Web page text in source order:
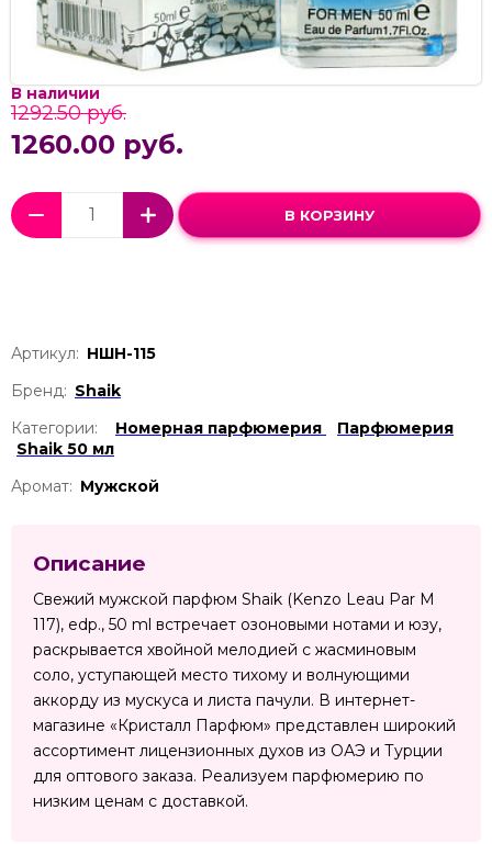
В наличии
1292.50 руб.
1260.00 руб.
В КОРЗИНУ
Артикул: НШН-115
Бренд: Shaik
Категории:
Номерная парфюмерия
Парфюмерия
Shaik 50 мл
Аромат: Мужской
Описание
Свежий мужской парфюм Shaik (Kenzo Leau Par M
117), edp., 50 ml встречает озоновыми нотами и юзу,
раскрывается хвойной мелодией с жасминовым
соло, уступающей место тихому и волнующими
аккорду из мускуса и листа пачули. В интернет-
магазине «Кристалл Парфюм» представлен широкий
ассортимент лицензионных духов из ОАЭ и Турции
для оптового заказа. Реализуем парфюмерию по
низким ценам с доставкой.